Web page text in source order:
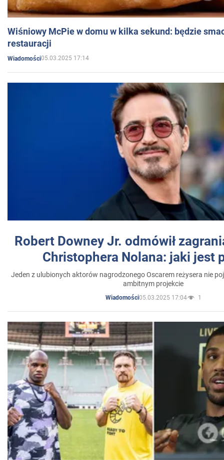
Wiśniowy McPie w domu w kilka sekund: będzie
restauracji
Wiadomości05.03.2025 17:14
Robert Downey Jr. odmówił
Christophera Nolana: jaki jest
Jeden z ulubionych aktorów nagrodzonego Oscarem reżysera nie
ambitnym projekcie
Wiadomości05.03.2025 17:04 1